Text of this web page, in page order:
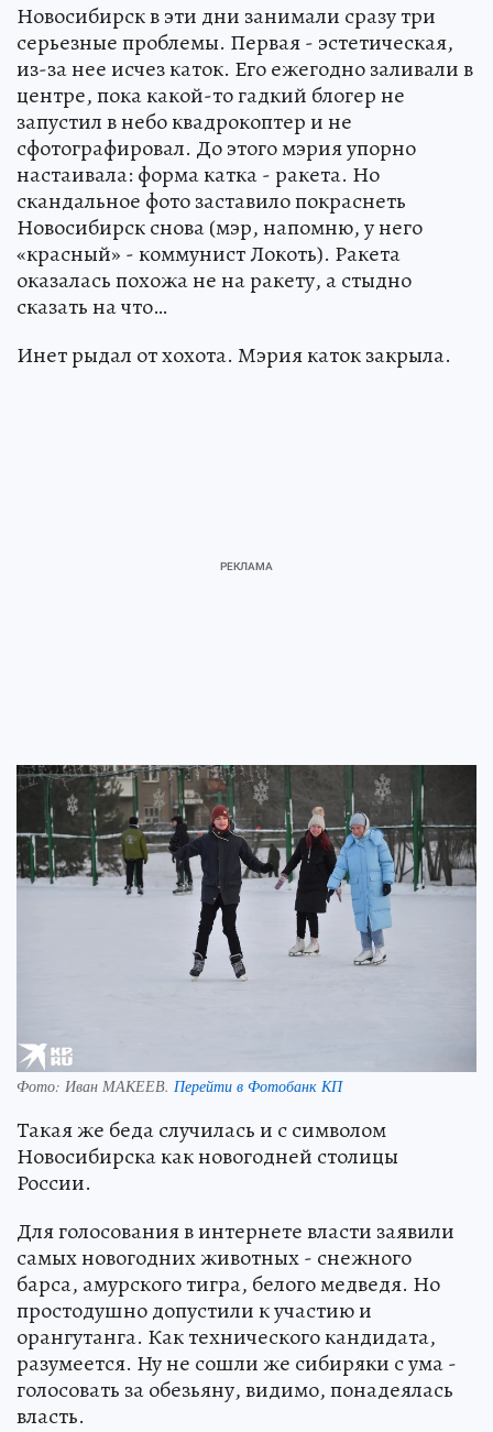
Новосибирск в эти дни занимали сразу три
серьезные проблемы. Первая - эстетическая,
из-за нее исчез каток. Его ежегодно заливали в
центре, пока какой-то гадкий блогер не
запустил в небо квадрокоптер и не
сфотографировал. До этого мэрия упорно
настаивала: форма катка - ракета. Но
скандальное фото заставило покраснеть
Новосибирск снова (мэр, напомню, у него
«красный» - коммунист Локоть). Ракета
оказалась похожа не на ракету, а стыдно
сказать на что…
Инет рыдал от хохота. Мэрия каток закрыла.
Фото: Иван МАКЕЕВ. Перейти в Фотобанк КП
Такая же беда случилась и с символом
Новосибирска как новогодней столицы
России.
Для голосования в интернете власти заявили
самых новогодних животных - снежного
барса, амурского тигра, белого медведя. Но
простодушно допустили к участию и
орангутанга. Как технического кандидата,
разумеется. Ну не сошли же сибиряки с ума -
голосовать за обезьяну, видимо, понадеялась
власть.